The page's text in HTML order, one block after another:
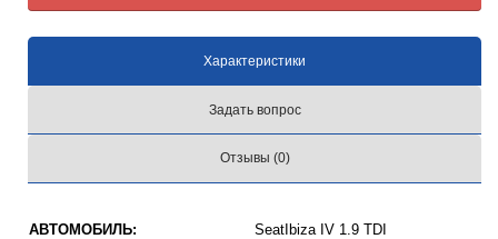
Характеристики
Задать вопрос
Отзывы (0)
АВТОМОБИЛЬ: SeatIbiza IV 1.9 TDI